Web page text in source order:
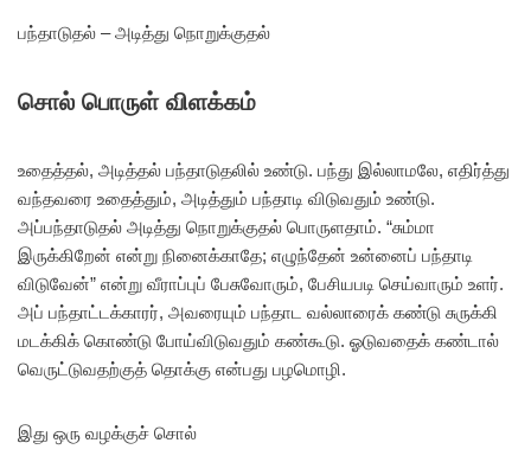
பந்தாடுதல் – அடித்து நொறுக்குதல்
சொல் பொருள் விளக்கம்
உதைத்தல், அடித்தல் பந்தாடுதலில் உண்டு. பந்து இல்லாமலே, எதிர்த்து
வந்தவரை உதைத்தும், அடித்தும் பந்தாடி விடுவதும் உண்டு.
அப்பந்தாடுதல் அடித்து நொறுக்குதல் பொருளதாம். “சும்மா
இருக்கிறேன் என்று நினைக்காதே; எழுந்தேன் உன்னைப் பந்தாடி
விடுவேன்” என்று வீராப்புப் பேசுவோரும், பேசியபடி செய்வாரும் உளர்.
அப் பந்தாட்டக்காரர், அவரையும் பந்தாட வல்லாரைக் கண்டு சுருக்கி
மடக்கிக் கொண்டு போய்விடுவதும் கண்கூடு. ஓடுவதைக் கண்டால்
வெருட்டுவதற்குத் தொக்கு என்பது பழமொழி.
இது ஒரு வழக்குச் சொல்